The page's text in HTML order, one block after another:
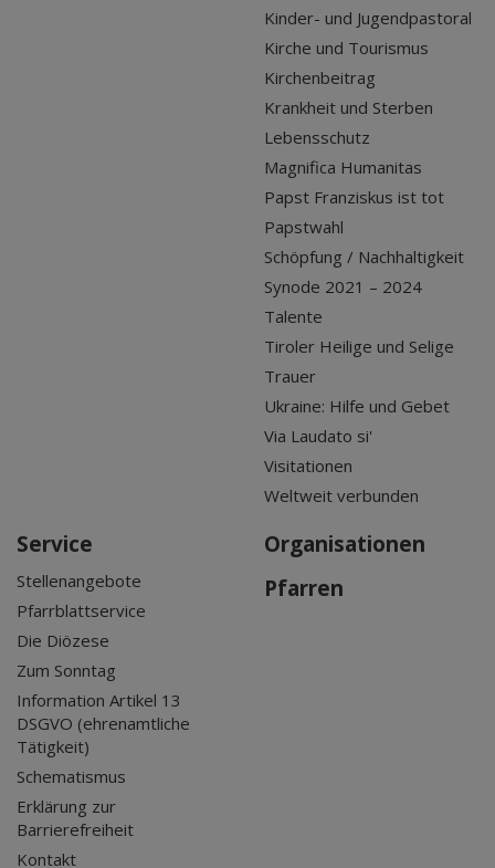
Kinder- und Jugendpastoral
Kirche und Tourismus
Kirchenbeitrag
Krankheit und Sterben
Lebensschutz
Magnifica Humanitas
Papst Franziskus ist tot
Papstwahl
Schöpfung / Nachhaltigkeit
Synode 2021 – 2024
Talente
Tiroler Heilige und Selige
Trauer
Ukraine: Hilfe und Gebet
Via Laudato si'
Visitationen
Weltweit verbunden
Service
Stellenangebote
Pfarrblattservice
Die Diözese
Zum Sonntag
Information Artikel 13
DSGVO (ehrenamtliche
Tätigkeit)
Schematismus
Erklärung zur
Barrierefreiheit
Kontakt
Organisationen
Pfarren